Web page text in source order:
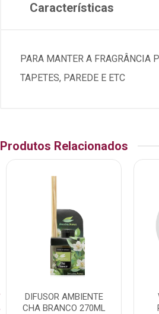
Características
PARA MANTER A FRAGRÂNCIA
TAPETES, PAREDE E ETC
Produtos Relacionados
DIFUSOR AMBIENTE
CHA BRANCO 270ML